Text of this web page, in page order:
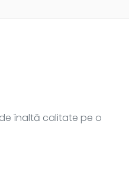
înaltă calitate pe o